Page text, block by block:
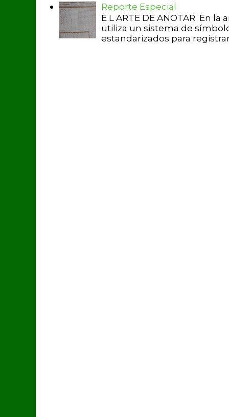
Reporte Especial
E L ARTE DE ANOTAR En
utiliza un sistema de
estandarizados para